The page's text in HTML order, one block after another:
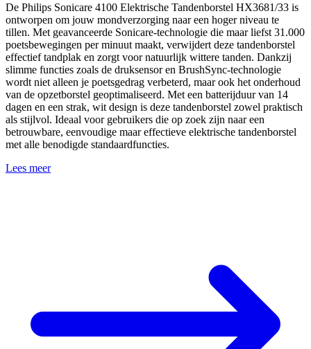
De Philips Sonicare 4100 Elektrische Tandenborstel HX3681/33 is
ontworpen om jouw mondverzorging naar een hoger niveau te
tillen. Met geavanceerde Sonicare-technologie die maar liefst 31.000
poetsbewegingen per minuut maakt, verwijdert deze tandenborstel
effectief tandplak en zorgt voor natuurlijk wittere tanden. Dankzij
slimme functies zoals de druksensor en BrushSync-technologie
wordt niet alleen je poetsgedrag verbeterd, maar ook het onderhoud
van de opzetborstel geoptimaliseerd. Met een batterijduur van 14
dagen en een strak, wit design is deze tandenborstel zowel praktisch
als stijlvol. Ideaal voor gebruikers die op zoek zijn naar een
betrouwbare, eenvoudige maar effectieve elektrische tandenborstel
met alle benodigde standaardfuncties.
Lees meer